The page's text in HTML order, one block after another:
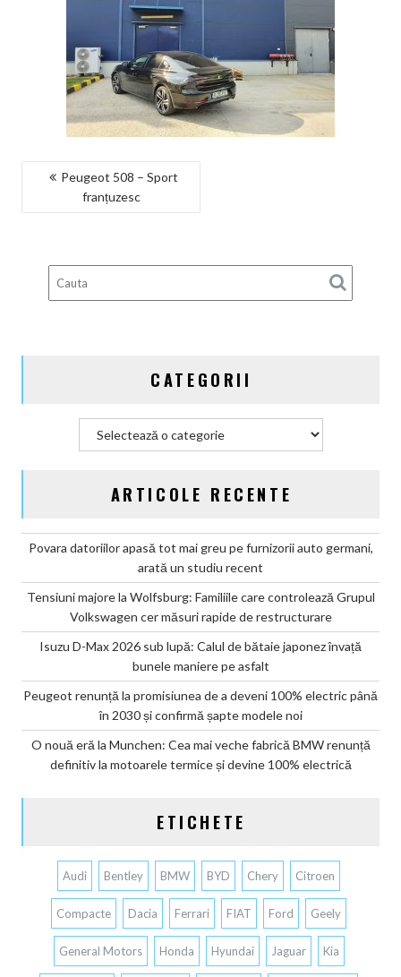
NAVIGARE
Peugeot 508 – Sport
franțuzesc
CATEGORII
ARTICOLE RECENTE
Povara datoriilor apasă tot mai greu pe furnizorii auto germani,
arată un studiu recent
Tensiuni majore la Wolfsburg: Familiile care controlează Grupul
Volkswagen cer măsuri rapide de restructurare
Isuzu D-Max 2026 sub lupă: Calul de bătaie japonez învață
bunele maniere pe asfalt
Peugeot renunță la promisiunea de a deveni 100% electric până
în 2030 și confirmă șapte modele noi
O nouă eră la Munchen: Cea mai veche fabrică BMW renunță
definitiv la motoarele termice și devine 100% electrică
ETICHETE
Audi Bentley BMW BYD Chery Citroen
Compacte Dacia Ferrari FIAT Ford Geely
General Motors Honda Hyundai Jaguar Kia